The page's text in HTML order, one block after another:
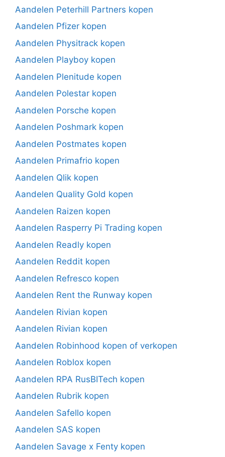
Aandelen Peterhill Partners kopen
Aandelen Pfizer kopen
Aandelen Physitrack kopen
Aandelen Playboy kopen
Aandelen Plenitude kopen
Aandelen Polestar kopen
Aandelen Porsche kopen
Aandelen Poshmark kopen
Aandelen Postmates kopen
Aandelen Primafrio kopen
Aandelen Qlik kopen
Aandelen Quality Gold kopen
Aandelen Raizen kopen
Aandelen Rasperry Pi Trading kopen
Aandelen Readly kopen
Aandelen Reddit kopen
Aandelen Refresco kopen
Aandelen Rent the Runway kopen
Aandelen Rivian kopen
Aandelen Rivian kopen
Aandelen Robinhood kopen of verkopen
Aandelen Roblox kopen
Aandelen RPA RusBITech kopen
Aandelen Rubrik kopen
Aandelen Safello kopen
Aandelen SAS kopen
Aandelen Savage x Fenty kopen